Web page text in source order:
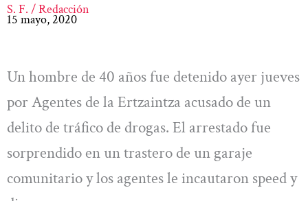
S. F. / Redacción
15 mayo, 2020
Un hombre de 40 años fue detenido ayer jueves
por Agentes de la Ertzaintza acusado de un
delito de tráfico de drogas. El arrestado fue
sorprendido en un trastero de un garaje
comunitario y los agentes le incautaron speed y